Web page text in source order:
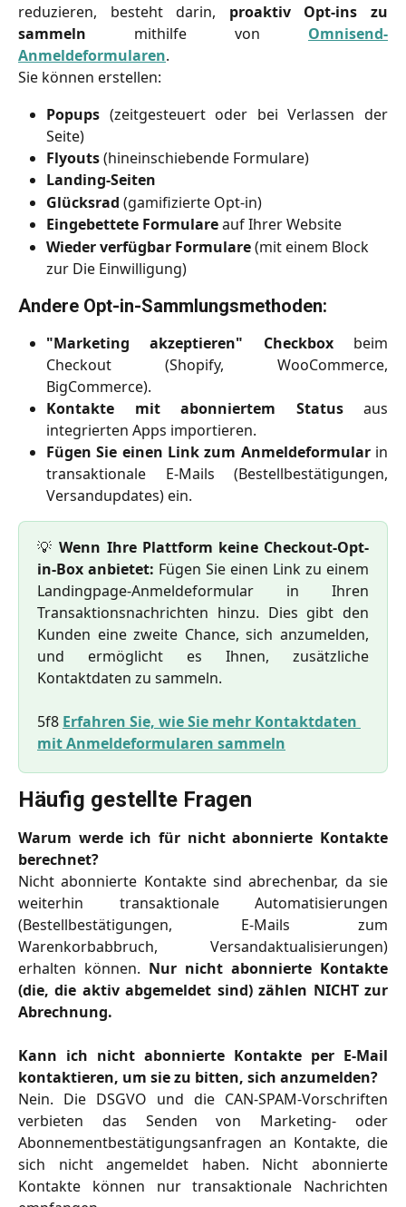
reduzieren, besteht darin, proaktiv Opt-ins zu
sammeln mithilfe von Omnisend-
Anmeldeformularen.
Sie können erstellen:
Popups (zeitgesteuert oder bei Verlassen der
Seite)
Flyouts(hineinschiebende Formulare)
Landing-Seiten
Glücksrad (gamifizierte Opt-in)
Eingebettete Formulareauf Ihrer Website
Wieder verfügbar Formulare (mit einem Block
zur Die Einwilligung)
Andere Opt-in-Sammlungsmethoden:
"Marketing akzeptieren" Checkboxbeim
Checkout (Shopify, WooCommerce,
BigCommerce).
Kontakte mit abonniertem Statusaus
integrierten Apps importieren.
Fügen Sie einen Link zum Anmeldeformularin
transaktionale E-Mails (Bestellbestätigungen,
Versandupdates) ein.
💡Wenn Ihre Plattform keine Checkout-Opt-
in-Box anbietet: Fügen Sie einen Link zu einem
Landingpage-Anmeldeformular in Ihren
Transaktionsnachrichten hinzu. Dies gibt den
Kunden eine zweite Chance, sich anzumelden,
und ermöglicht es Ihnen, zusätzliche
Kontaktdaten zu sammeln.
5f8 Erfahren Sie, wie Sie mehr Kontaktdaten
mit Anmeldeformularen sammeln
Häufig gestellte Fragen
Warum werde ich für nicht abonnierte Kontakte
berechnet?
Nicht abonnierte Kontakte sind abrechenbar, da sie
weiterhin transaktionale Automatisierungen
(Bestellbestätigungen, E-Mails zum
Warenkorbabbruch, Versandaktualisierungen)
erhalten können. Nur nicht abonnierte Kontakte
(die, die aktiv abgemeldet sind) zählen NICHT zur
Abrechnung.
Kann ich nicht abonnierte Kontakte per E-Mail
kontaktieren, um sie zu bitten, sich anzumelden?
Nein. Die DSGVO und die CAN-SPAM-Vorschriften
verbieten das Senden von Marketing- oder
Abonnementbestätigungsanfragen an Kontakte, die
sich nicht angemeldet haben. Nicht abonnierte
Kontakte können nur transaktionale Nachrichten